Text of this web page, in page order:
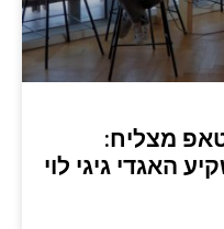
מצליח:
האגדי גיגי לוי